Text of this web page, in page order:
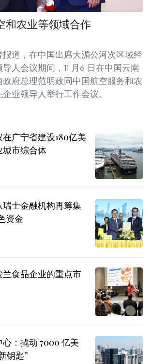
和农业等领域合作
道，在中国出席大湄公河次区域经
人会议期间，11 月6 日在中国云南
府总理范明政同中国航空服务和农
业领导人举行工作会议。
广宁省建设180亿美
城市综合体
士金融机构再筹集
资金
食品企业的重点市
：撬动 7000 亿美
钥匙”